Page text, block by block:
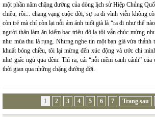
một phần năm chặng đường của dòng lịch sử Hiệp Chủng
chiều, rồi... chạng vạng cuộc đời, sự ra đi vĩnh viễn không
còn trẻ mà chỉ còn lại nỗi ám ảnh tuổi già là “ra đi như thế
người thân làm ăn kiếm bạc triệu đô la tôi vẫn chúc mừng
như mùa thu lá rụng. Nhưng nghe tin một bạn già vừa thảnh
khuất bóng chiều, tôi lại mừng đến xúc động và ước chi
như giấc ngủ qua đêm. Thì ra, cái “nỗi niềm canh cánh”
thời gian qua những chặng đường đời.
1 2 3 4 5 6 7 Trang sau